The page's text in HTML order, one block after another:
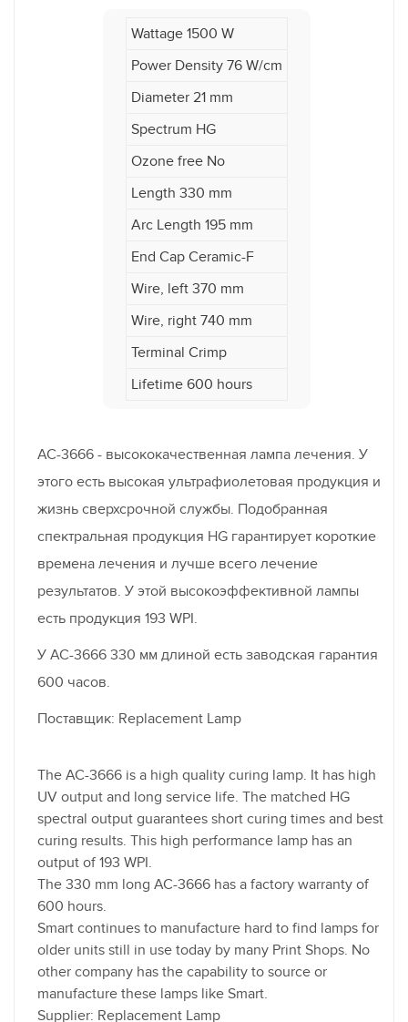
Wattage 1500 W
Power Density 76 W/cm
Diameter 21 mm
Spectrum HG
Ozone free No
Length 330 mm
Arc Length 195 mm
End Cap Ceramic-F
Wire, left 370 mm
Wire, right 740 mm
Terminal Crimp
Lifetime 600 hours
AC-3666 - высококачественная лампа лечения. У
этого есть высокая ультрафиолетовая продукция и
жизнь сверхсрочной службы. Подобранная
спектральная продукция HG гарантирует короткие
времена лечения и лучше всего лечение
результатов. У этой высокоэффективной лампы
есть продукция 193 WPI.
У AC-3666 330 мм длиной есть заводская гарантия
600 часов.
Поставщик: Replacement Lamp
The AC-3666 is a high quality curing lamp. It has high
UV output and long service life. The matched HG
spectral output guarantees short curing times and best
curing results. This high performance lamp has an
output of 193 WPI.
The 330 mm long AC-3666 has a factory warranty of
600 hours.
Smart continues to manufacture hard to find lamps for
older units still in use today by many Print Shops. No
other company has the capability to source or
manufacture these lamps like Smart.
Supplier: Replacement Lamp